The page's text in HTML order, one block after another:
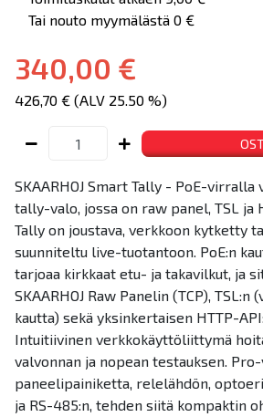
Tai nouto myymälästä 0 €
340,00 €
426,70 € (ALV 25.50 %)
SKAARHOJ Smart Tally - PoE-
tally-valo, jossa on raw panel, TSL ja
Tally on joustava, verkkoon kytketty
suunniteltu live-tuotantoon. PoE:n
tarjoaa kirkkaat etu- ja takavilkut, ja
SKAARHOJ Raw Panelin (TCP), TSL:n
kautta) sekä yksinkertaisen HTTP-
Intuitiivinen verkkokäyttöliittymä
valvonnan ja nopean testauksen.
paneelipainiketta, relelähdön,
ja RS-485:n, tehden siitä kompaktin